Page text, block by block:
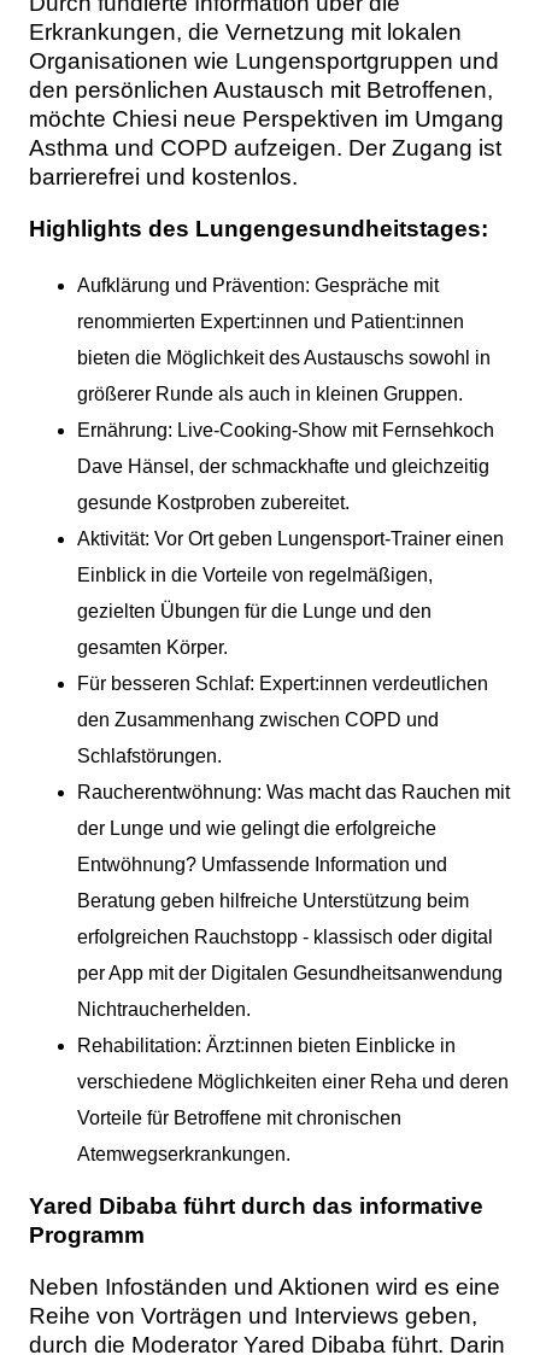
Erkrankungen, die Vernetzung mit lokalen
Organisationen wie Lungensportgruppen und
den persönlichen Austausch mit Betroffenen,
möchte Chiesi neue Perspektiven im Umgang
Asthma und COPD aufzeigen. Der Zugang ist
barrierefrei und kostenlos.
Highlights des Lungengesundheitstages:
Aufklärung und Prävention: Gespräche mit
renommierten Expert:innen und Patient:innen
bieten die Möglichkeit des Austauschs sowohl in
größerer Runde als auch in kleinen Gruppen.
Ernährung: Live-Cooking-Show mit Fernsehkoch
Dave Hänsel, der schmackhafte und gleichzeitig
gesunde Kostproben zubereitet.
Aktivität: Vor Ort geben Lungensport-Trainer einen
Einblick in die Vorteile von regelmäßigen,
gezielten Übungen für die Lunge und den
gesamten Körper.
Für besseren Schlaf: Expert:innen verdeutlichen
den Zusammenhang zwischen COPD und
Schlafstörungen.
Raucherentwöhnung: Was macht das Rauchen mit
der Lunge und wie gelingt die erfolgreiche
Entwöhnung? Umfassende Information und
Beratung geben hilfreiche Unterstützung beim
erfolgreichen Rauchstopp - klassisch oder digital
per App mit der Digitalen Gesundheitsanwendung
Nichtraucherhelden.
Rehabilitation: Ärzt:innen bieten Einblicke in
verschiedene Möglichkeiten einer Reha und deren
Vorteile für Betroffene mit chronischen
Atemwegserkrankungen.
Yared Dibaba führt durch das informative
Programm
Neben Infoständen und Aktionen wird es eine
Reihe von Vorträgen und Interviews geben,
durch die Moderator Yared Dibaba führt. Darin